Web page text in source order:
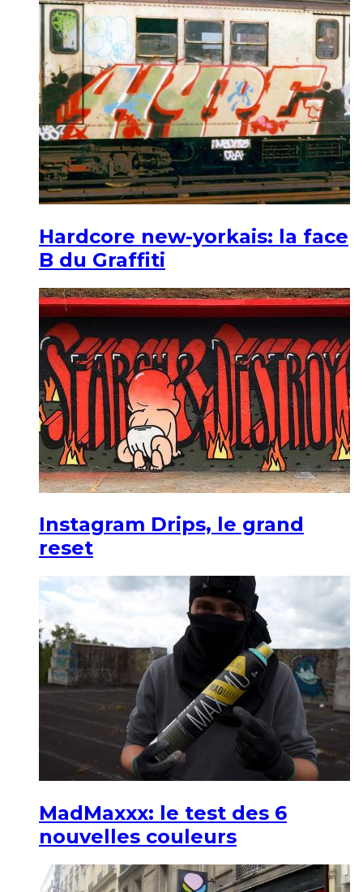
Hardcore new-yorkais: la face
B du Graffiti
Instagram Drips, le grand
reset
MadMaxxx: le test des 6
nouvelles couleurs